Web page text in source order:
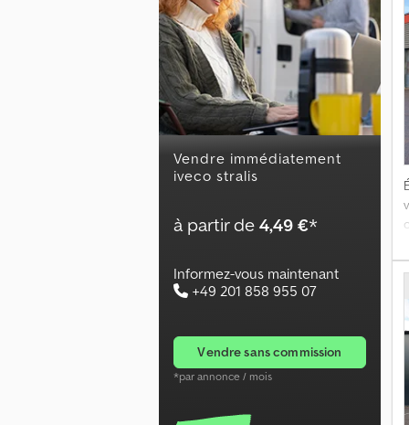
Vendre immédiatement
iveco stralis
à partir de4,49 €*
Informez-vous maintenant
+49 201 858 955 07
vendre sans commission
*par annonce / mois